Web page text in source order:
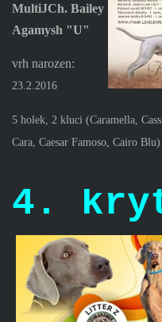
MultiJCh. Bailey
Agamysh "U"
vrh narozen:
23.2.2016
5 holek, 2 kluci (Caramella,
Cara, Caesar Famoso, Cairo Blu)
4.